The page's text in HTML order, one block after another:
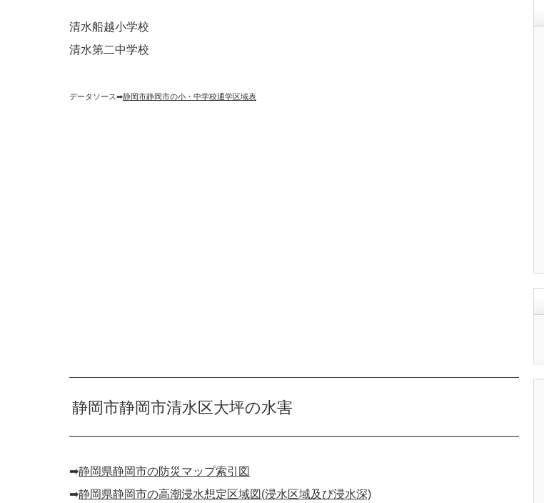
清水船越小学校
清水第二中学校
データソース➡︎静岡市静岡市の小・中学校通学区域表
静岡市静岡市清水区大坪の水害
➡︎静岡県静岡市の防災マップ索引図
➡︎静岡県静岡市の高潮浸水想定区域図(浸水区域及び浸水深)